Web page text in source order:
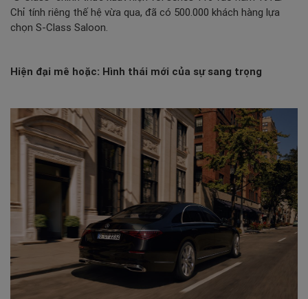
Chỉ tính riêng thế hệ vừa qua, đã có 500.000 khách hàng lựa
chọn S-Class Saloon.
Hiện đại mê hoặc: Hình thái mới của sự sang trọng